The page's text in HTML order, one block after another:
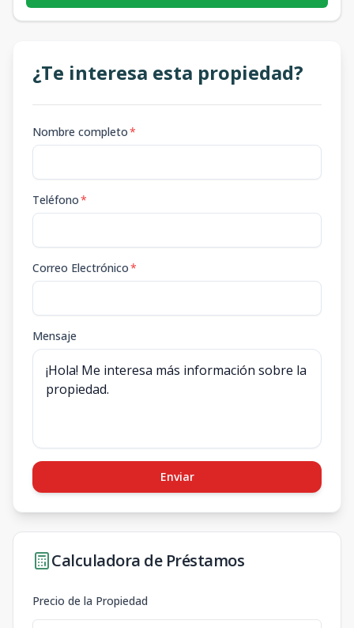
¿Te interesa esta propiedad?
Nombre completo*
Teléfono*
Correo Electrónico*
Mensaje
Enviar
Calculadora de Préstamos
Precio de la Propiedad